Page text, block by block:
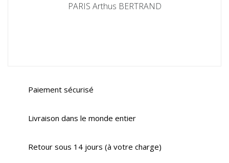
PARIS Arthus BERTRAND
Paiement sécurisé
Livraison dans le monde entier
Retour sous 14 jours (à votre charge)